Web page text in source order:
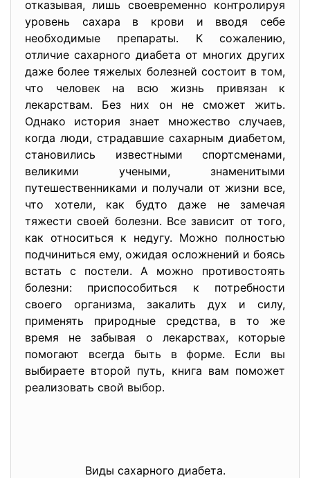
отказывая, лишь своевременно контролируя
уровень сахара в крови и вводя себе
необходимые препараты. К сожалению,
отличие сахарного диабета от многих других
даже более тяжелых болезней состоит в том,
что человек на всю жизнь привязан к
лекарствам. Без них он не сможет жить.
Однако история знает множество случаев,
когда люди, страдавшие сахарным диабетом,
становились известными спортсменами,
великими учеными, знаменитыми
путешественниками и получали от жизни все,
что хотели, как будто даже не замечая
тяжести своей болезни. Все зависит от того,
как относиться к недугу. Можно полностью
подчиниться ему, ожидая осложнений и боясь
встать с постели. А можно противостоять
болезни: приспособиться к потребности
своего организма, закалить дух и силу,
применять природные средства, в то же
время не забывая о лекарствах, которые
помогают всегда быть в форме. Если вы
выбираете второй путь, книга вам поможет
реализовать свой выбор.
Виды сахарного диабета.